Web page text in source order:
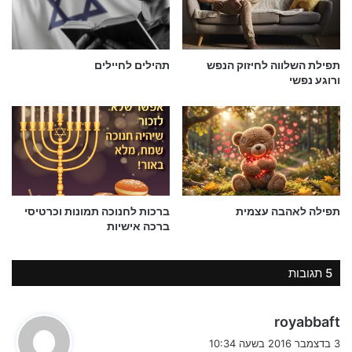
נוסח – ברכות השחר ספרדי
סדר השכמת הבוקר
זמני ועובר ועיקר התכלית הוא עלמא דאתי – עולם הבא הנצחי ולכן
טוב להשקיע את המחשבה בדברים החשובים באמת לנצח.ואחר כך
תאמר)
מודָה אֲנִילְפָנֶיךָ מֶלֶךְ חַי וְקַיָּם שֶהֶחֱזַרְתָּ בִּי נִשְׁמָתִי
בְחֶמְלָה, רַבָּה אֱמוּנָתֶךָ:
תהילים לחיילים
תפילת השלווה לחיזוק הנפש
ורוגע נפשי
ברכות לחנוכה תמונות וכרטיסי
ברכה אישיות
תפילה לאהבה עצמית
5 תגובות
royabbaft
3 בדצמבר 2016 בשעה 10:34